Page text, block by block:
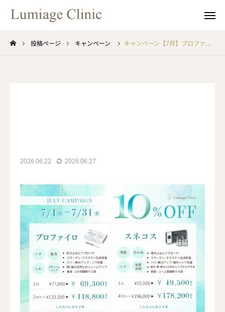
投稿ページ キャンペーン キャンペーン【7月】プロファイロ・スネコス・ボライト・ポテンツァダイヤモンドチップ
2026.06.22 2026.06.27
キャンペーン 当日空枠割引
料金表
ご予約について
お問い合わせ
アクセス